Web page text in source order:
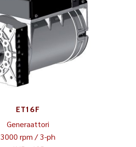
ET16F
Generaattori
3000 rpm / 3-ph